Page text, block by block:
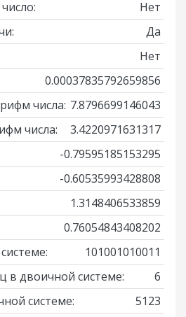
Нет
Да
Нет
0.00037835792659856
числа: 7.8796699146043
числа:
3.4220971631317
-0.79595185153295
-0.60535993428808
1.3148406533859
0.76054843408202
101001010011
в двоичной системе:
6
системе:
5123